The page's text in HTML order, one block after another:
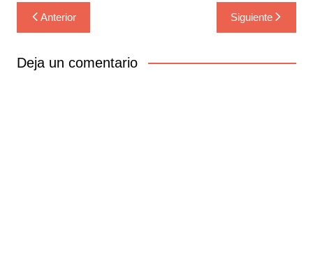
Navegación
de
entradas
Anterior Siguiente
Deja un comentario